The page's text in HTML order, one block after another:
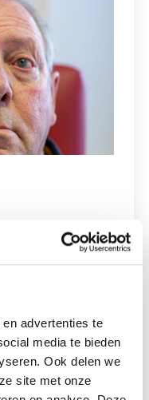
advertenties te
media te bieden
Ook delen we
site met onze
Lees meer